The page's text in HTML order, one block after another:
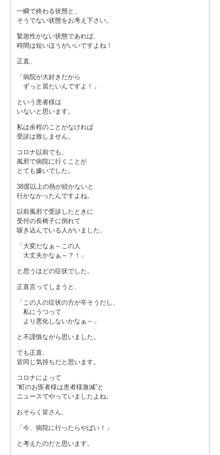
一瞬で終わる状態と、
そうでない状態をお考え下さい。
緊急性がない状態であれば、
時間は短いほうがいいですよね！
正直、
「病院が大好きだから
ずっと居たいんですよ！」
という患者様は
いないと思います。
私は余程のことがなければ
受診は致しません。
コロナ以前でも、
風邪で病院に行くことが
とても嫌いでした。
38度以上の熱が続かないと
行かなかったんですよね。
以前風邪で受診したときに
受付の長椅子に倒れて
咳き込んでいる人がいました。
「大変だなぁ～この人
大丈夫かなぁ～？！」
と思うほどの症状でした。
正直言ってしまうと、
「この人の症状の方が辛そうだし、
私にうつって
より悪化しないかなぁ～」
と不謹慎ながら思いました。
でも正直、
皆同じ気持ちだと思います。
コロナによって
“町のお医者様は患者様激減”と
ニュースでやっていましたよね。
おそらく皆さん、
「今、病院に行ったらやばい！」
と考えたのだと思います。